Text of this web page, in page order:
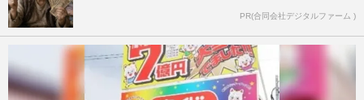
PR(合同会社デジタルファーム )